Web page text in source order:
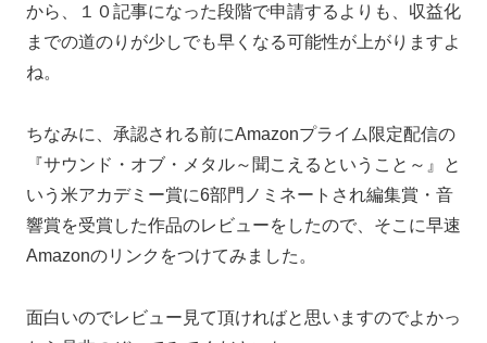
から、１０記事になった段階で申請するよりも、収益化
までの道のりが少しでも早くなる可能性が上がりますよ
ね。
ちなみに、承認される前にAmazonプライム限定配信の
『サウンド・オブ・メタル～聞こえるということ～』と
いう米アカデミー賞に6部門ノミネートされ編集賞・音
響賞を受賞した作品のレビューをしたので、そこに早速
Amazonのリンクをつけてみました。
面白いのでレビュー見て頂ければと思いますのでよかっ